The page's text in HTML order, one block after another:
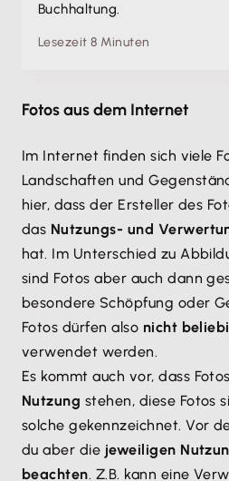
Buchhaltung.
Lesezeit 8 Minuten
Fotos aus dem Internet
Im Internet finden sich viele
Landschaften und
hier, dass der Ersteller des
das Nutzungs- und
hat. Im Unterschied zu
sind Fotos aber auch dann
besondere Schöpfung oder
Fotos dürfen also nicht
verwendet werden.
Es kommt auch vor, dass
Nutzung stehen, diese Fotos
solche gekennzeichnet. Vor
du aber die jeweiligen
beachten. Z.B. kann eine